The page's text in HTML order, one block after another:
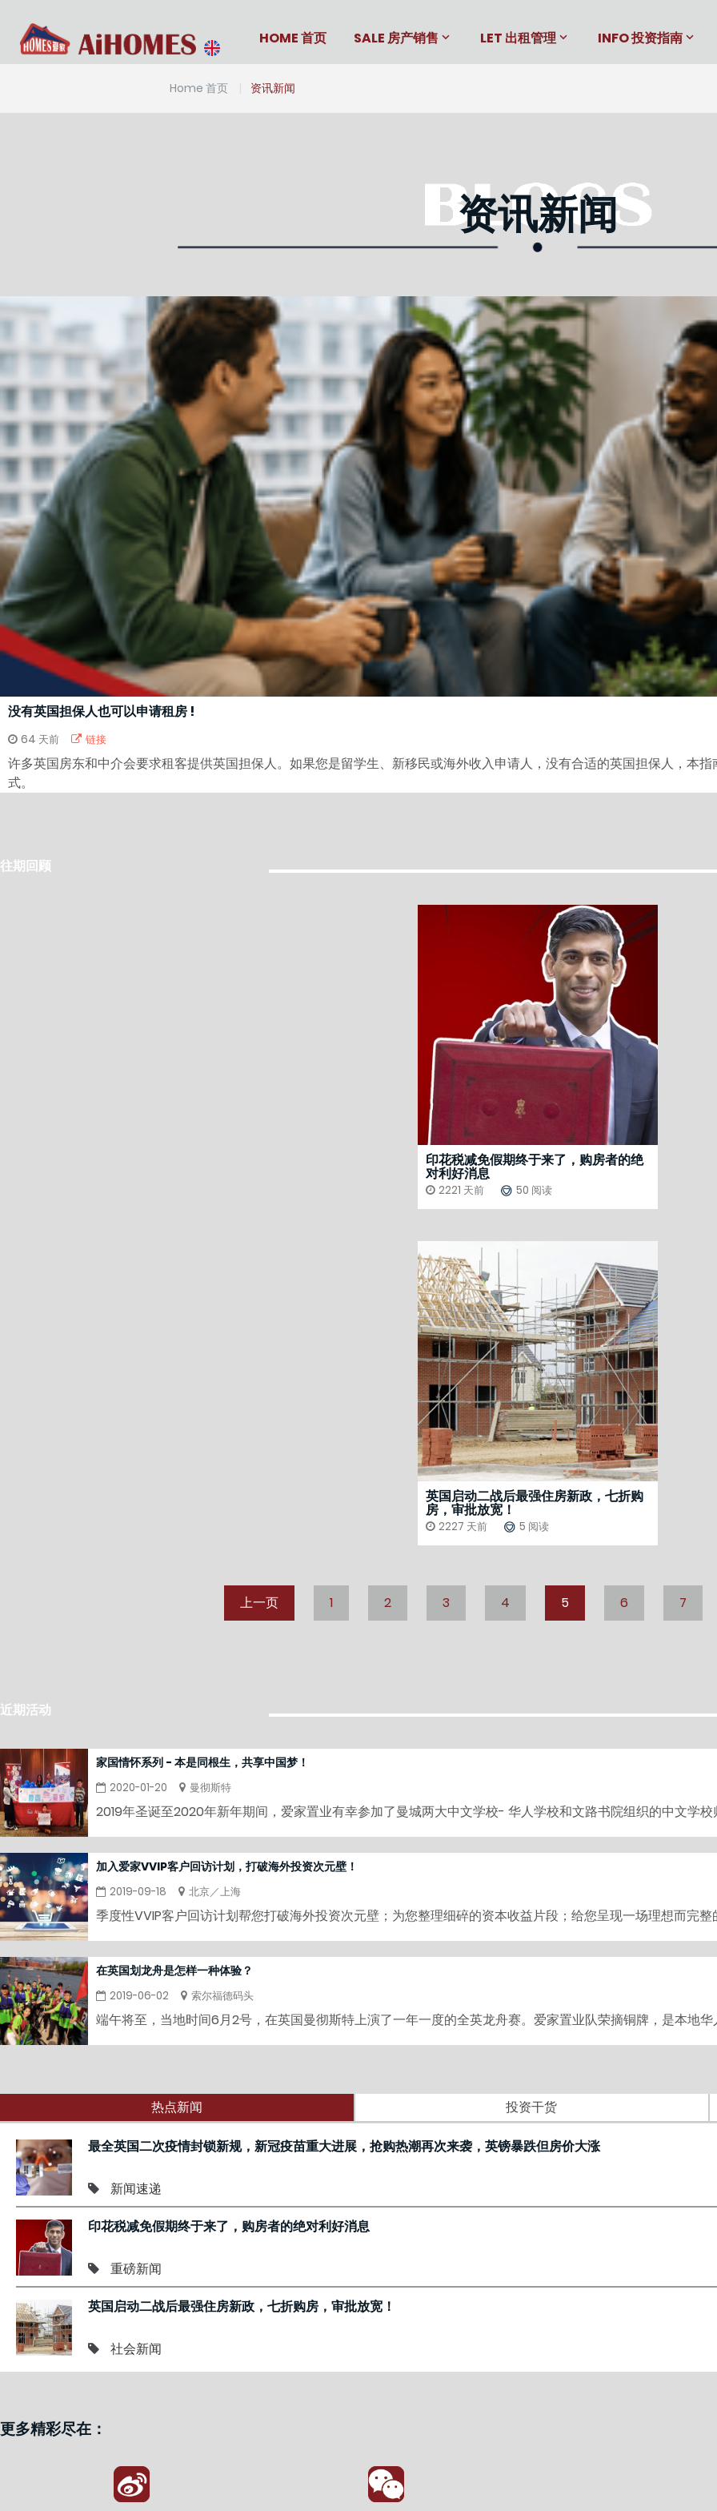
HOME 首页 SALE 房产销售 LET 出租管理 INFO 投资指南
Home 首页 资讯新闻
资讯新闻
没有英国担保人也可以申请租房 !
64 天前 链接
许多英国房东和中介会要求租客提供英国担保人。如果您是留学生、新移民或海外收入申请人，没有合适的英国担保人，本
式。
往期回顾
印花税减免假期终于来了，购房者的绝
对利好消息
2221 天前 50 阅读
英国启动二战后最强住房新政，七折购
房，审批放宽！
2227 天前 5 阅读
上一页 1 2 3 4 5 6 7
近期活动
家国情怀系列 - 本是同根生，共享中国梦！
2020-01-20 曼彻斯特
2019年圣诞至2020年新年期间，爱家置业有幸参加了曼城两大中文学校- 华人学校和文路书院组织的中文学校
加入爱家VVIP客户回访计划，打破海外投资次元壁！
2019-09-18 北京／上海
季度性VVIP客户回访计划帮您打破海外投资次元壁；为您整理细碎的资本收益片段；给您呈现一场理想而完
在英国划龙舟是怎样一种体验？
2019-06-02 索尔福德码头
端午将至，当地时间6月2号，在英国曼彻斯特上演了一年一度的全英龙舟赛。爱家置业队荣摘铜牌，是本地华
热点新闻 投资干货
最全英国二次疫情封锁新规，新冠疫苗重大进展，抢购热潮再次来袭，英镑暴跌但房价大涨
新闻速递
印花税减免假期终于来了，购房者的绝对利好消息
重磅新闻
英国启动二战后最强住房新政，七折购房，审批放宽！
社会新闻
更多精彩尽在：